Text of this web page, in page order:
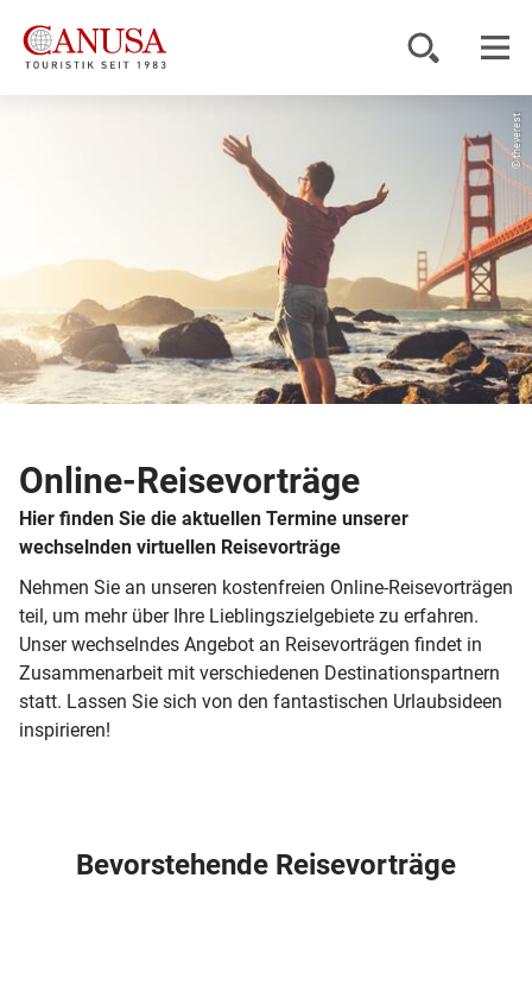
Inspiration
Service
© theverest
Online-Reisevorträge
Hier finden Sie die aktuellen Termine unserer
wechselnden virtuellen Reisevorträge
Nehmen Sie an unseren kostenfreien Online-Reisevorträgen
teil, um mehr über Ihre Lieblingszielgebiete zu erfahren.
Unser wechselndes Angebot an Reisevorträgen findet in
Zusammenarbeit mit verschiedenen Destinationspartnern
statt. Lassen Sie sich von den fantastischen Urlaubsideen
inspirieren!
Bevorstehende Reisevorträge